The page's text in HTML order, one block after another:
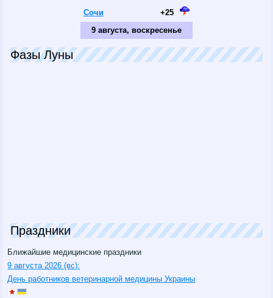
Сочи
+25
9 августа, воскресенье
Фазы Луны
Праздники
Ближайшие медицинские праздники
9 августа 2026 (вс):
День работников ветеринарной медицины Украины